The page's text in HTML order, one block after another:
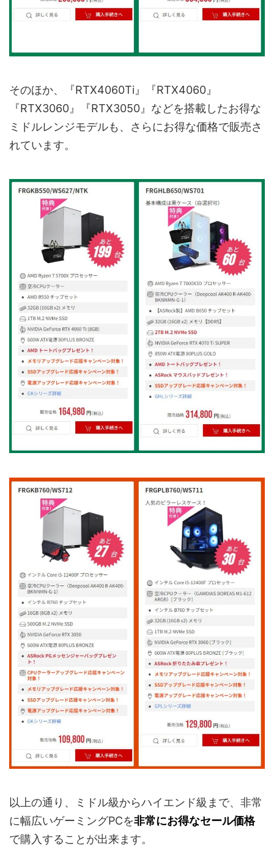
そのほか、『RTX4060Ti』『RTX4060』
『RTX3060』『RTX3050』などを搭載したお得な
ミドルレンジモデルも、さらにお得な価格で販売さ
れています。
以上の通り、ミドル級からハイエンド級まで、非常
に幅広いゲーミングPCを非常にお得なセール価格
で購入することが出来ます。